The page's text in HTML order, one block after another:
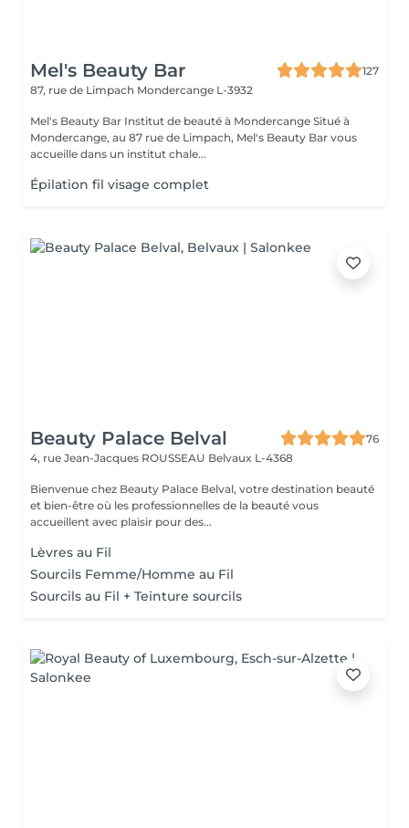
Mel's Beauty Bar
127
87, rue de Limpach Mondercange L-3932
Mel's Beauty Bar Institut de beauté à Mondercange Situé à
Mondercange, au 87 rue de Limpach, Mel's Beauty Bar vous
accueille dans un institut chale...
Épilation fil visage complet
Beauty Palace Belval
76
4, rue Jean-Jacques ROUSSEAU Belvaux L-4368
Bienvenue chez Beauty Palace Belval, votre destination beauté
et bien-être où les professionnelles de la beauté vous
accueillent avec plaisir pour des...
Lèvres au Fil
Sourcils Femme/Homme au Fil
Sourcils au Fil + Teinture sourcils